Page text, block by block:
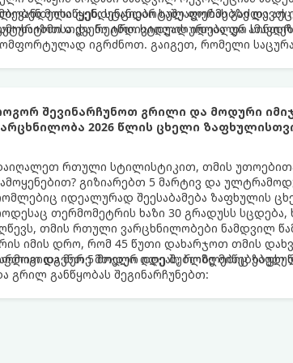
მოსაწყენ, სტანდარტულ ფორმებზე და
და რეტრო სტილის იდეალურ
ტენდენციები საშუალებას გაძლევთ
თქვენი ინდივიდუალურობა და
იგრძნოთ. გაიგეთ, რომელი
შევინარჩუნოთ გრილი და მოდური
2026 წლის ცხელი
რთული სტილისტიკით, თმის
გიზიარებთ 5 მარტივ და
იდეალურად შეესაბამება ზაფხულის
თერმომეტრის ხაზი 30 გრადუსს სცდება,
თმის რთული ვარცხნილობები ნამდვილ
იმის დრო, რომ 45 წუთი დახარჯოთ თმის
და მერე მთელი დღე შუბლზე მიწებებულ
5 მოდურ იდეას, რომლებიც
გრილ განწყობას შეგინარჩუნებთ: